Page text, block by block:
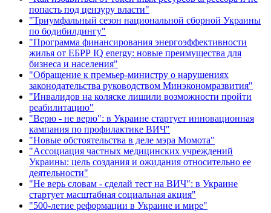
попасть под цензуру власти"
"Триумфальный сезон национальной сборной Украины
по бодибилдингу"
"Программа финансирования энергоэффективности
жилья от ЕБРР IQ energy: новые преимущества для
бизнеса и населения"
"Обращение к премьер-министру о нарушениях
законодательства руководством Минэкономразвития"
"Инвалидов на коляске лишили возможности пройти
реабилитацию"
"Верю - не верю": в Украине стартует инновационная
кампания по профилактике ВИЧ"
"Новые обстоятельства в деле мэра Момота"
"Ассоциация частных медицинских учреждений
Украины: цель создания и ожидания относительно ее
деятельности"
"Не верь словам - сделай тест на ВИЧ": в Украине
стартует масштабная социальная акция"
"500-летие реформации в Украине и мире"